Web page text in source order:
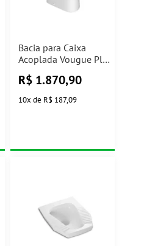
Bacia para Caixa
Acoplada Vougue Plus
R$ 1.870,90
10x de R$ 187,09